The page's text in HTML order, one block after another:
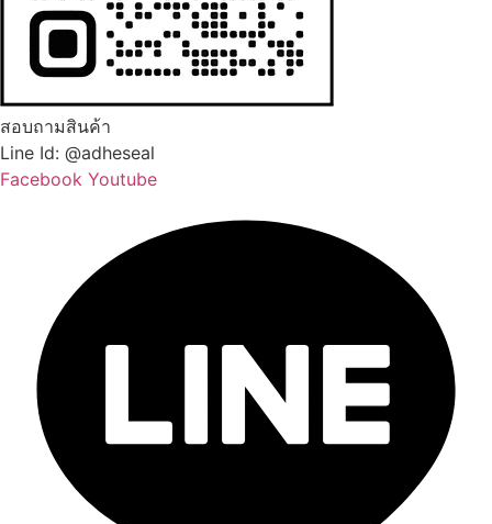
สอบถามสินค้า
Line Id: @adheseal
Facebook Youtube